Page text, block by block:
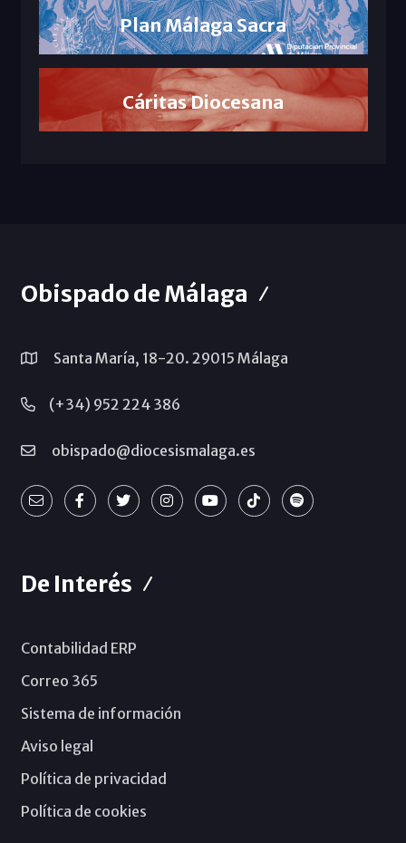
Plan Málaga Sacra
Cáritas Diocesana
Obispado de Málaga
Santa María, 18-20. 29015 Málaga
(+34) 952 224 386
obispado@diocesismalaga.es
De Interés
Contabilidad ERP
Correo 365
Sistema de información
Aviso legal
Política de privacidad
Política de cookies